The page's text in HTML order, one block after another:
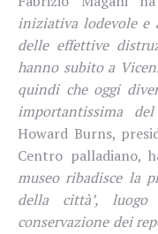
iniziativa lodevole e
delle effettive
hanno subito a
quindi che oggi
importantissima
Howard Burns,
Centro palladiano,
museo ribadisce la
della città’,
conservazione dei